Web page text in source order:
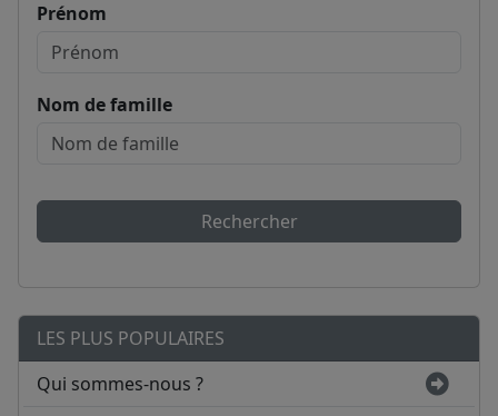
Prénom
Nom de famille
Rechercher
LES PLUS POPULAIRES
Qui sommes-nous ?